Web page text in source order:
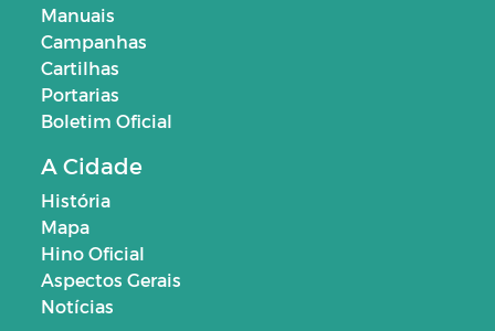
Manuais
Campanhas
Cartilhas
Portarias
Boletim Oficial
A Cidade
História
Mapa
Hino Oficial
Aspectos Gerais
Notícias